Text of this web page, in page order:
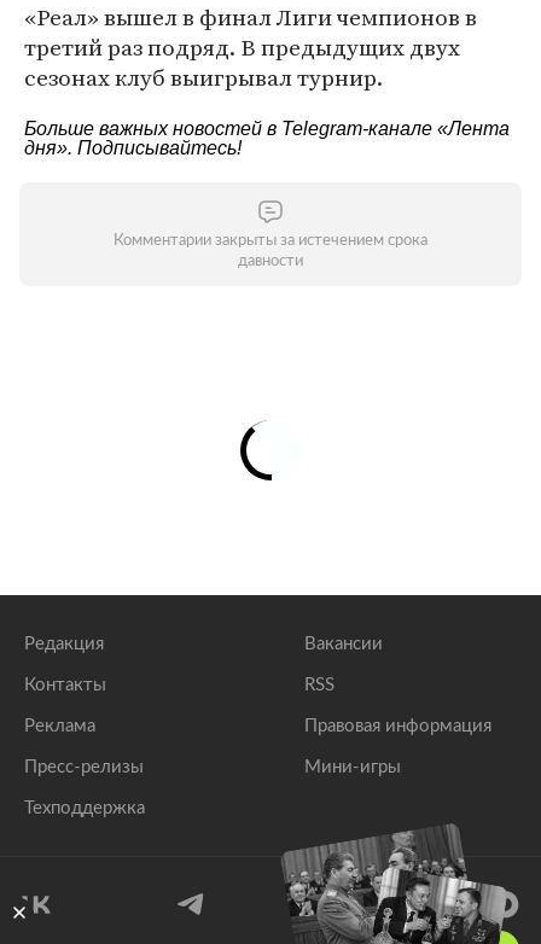
«Реал» вышел в финал Лиги чемпионов в
третий раз подряд. В предыдущих двух
сезонах клуб выигрывал турнир.
Больше важных новостей в Telegram-канале «Лента
дня». Подписывайтесь!
Комментарии закрыты за истечением срока
давности
Редакция
Контакты
Реклама
Пресс-релизы
Техподдержка
Вакансии
RSS
Правовая информация
Мини-игры